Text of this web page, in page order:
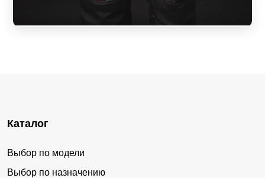
Каталог
Выбор по модели
Выбор по назначению